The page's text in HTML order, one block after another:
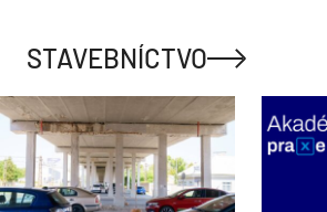
STAVEBNÍCTVO